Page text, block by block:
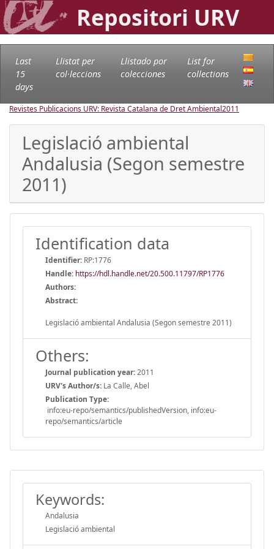
Repositori URV
Last
15
days
Llistat per
col·leccions
Llistado por
colecciones
List for
collections
Revistes Publicacions URV: Revista Catalana de Dret Ambiental2011
Legislació ambiental
Andalusia (Segon semestre
2011)
Identification data
Identifier: RP:1776
Handle: https://hdl.handle.net/20.500.11797/RP1776
Authors:
Abstract:
Legislació ambiental Andalusia (Segon semestre 2011)
Others:
Journal publication year:2011
URV's Author/s: La Calle, Abel
Publication Type:
info:eu-repo/semantics/publishedVersion, info:eu-
repo/semantics/article
Keywords:
Andalusia
Legislació ambiental